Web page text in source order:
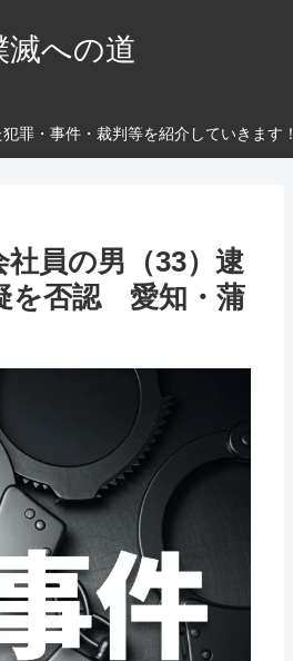
滅への道
罪・事件・裁判等を紹介していきます！
員の男（33）逮
を否認 愛知・蒲